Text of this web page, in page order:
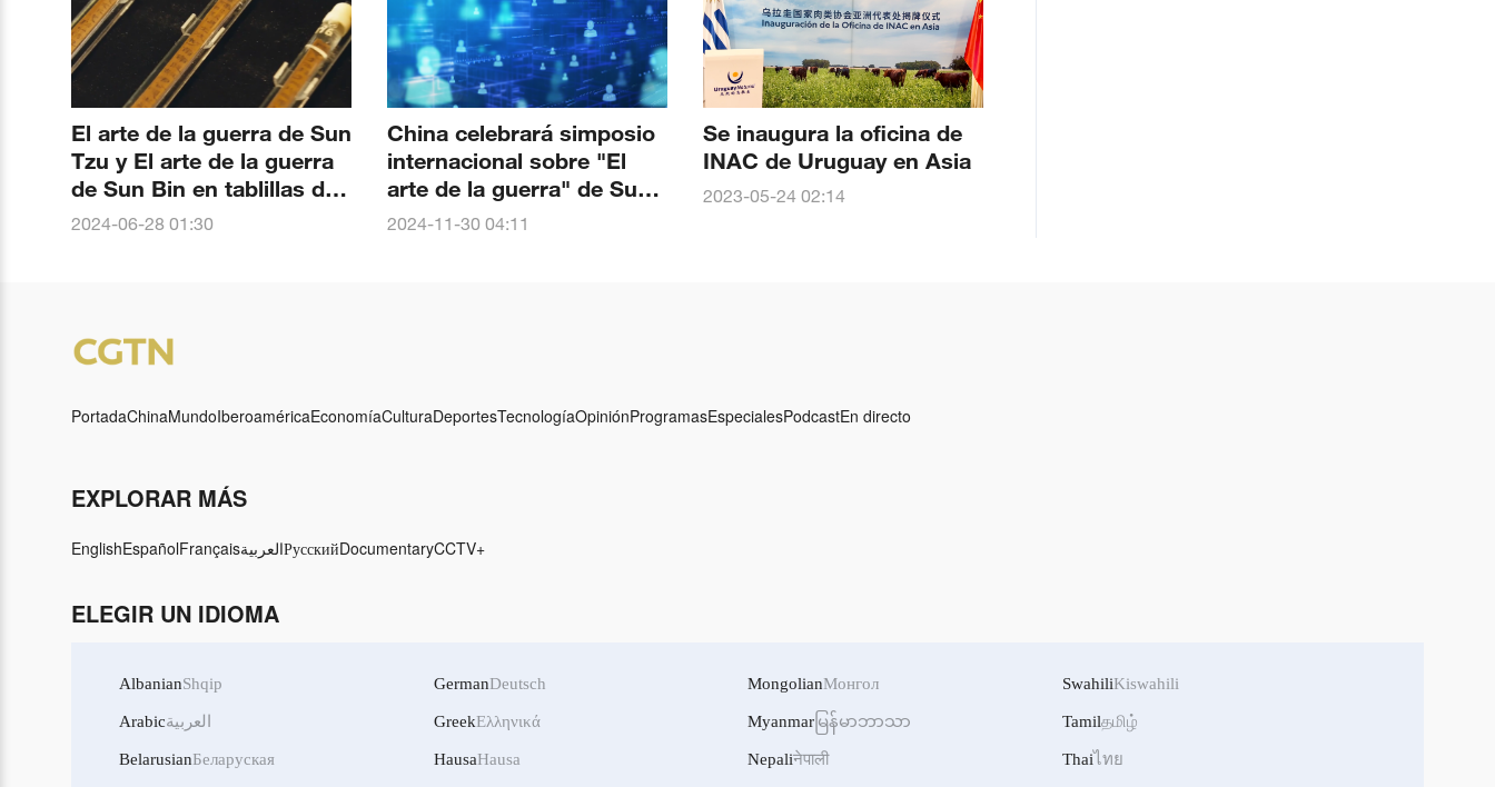
El arte de la guerra de Sun
Tzu y El arte de la guerra
de Sun Bin en tablillas de
bambú
2024-06-28 01:30
China celebrará simposio
internacional sobre "El
arte de la guerra" de Sun
Tzu
2024-11-30 04:11
Se inaugura la oficina de
INAC de Uruguay en Asia
2023-05-24 02:14
PortadaChinaMundoIberoaméricaEconomíaCulturaDeportesTecnologíaOpiniónProgramasEspecialesPodcastEn directo
EXPLORAR MÁS
EnglishEspañolFrançaisالعربيةРусскийDocumentaryCCTV+
ELEGIR UN IDIOMA
AlbanianShqip
Arabicالعربية
BelarusianБеларуская
GermanDeutsch
GreekΕλληνικά
HausaHausa
MongolianМонгол
Myanmar မြန်မာဘာသာ
Nepaliनेपाली
SwahiliKiswahili
Tamilதமிழ்
Thaiไทย